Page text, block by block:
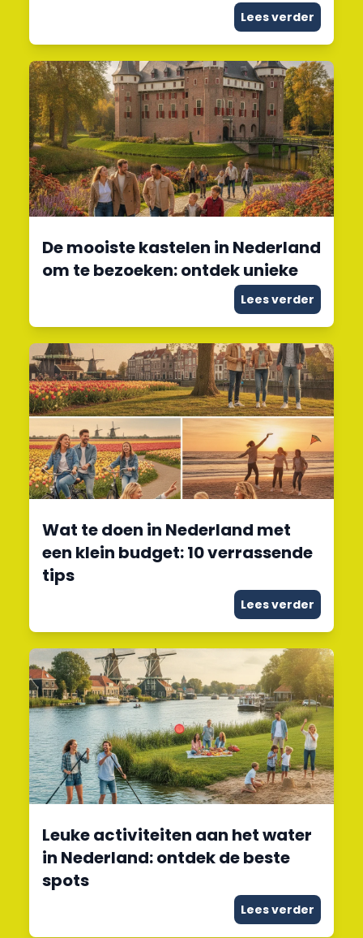
Lees verder
De mooiste kastelen in Nederland
om te bezoeken: ontdek unieke
Lees verder
Wat te doen in Nederland met
een klein budget: 10 verrassende
tips
Lees verder
Leuke activiteiten aan het water
in Nederland: ontdek de beste
spots
Lees verder